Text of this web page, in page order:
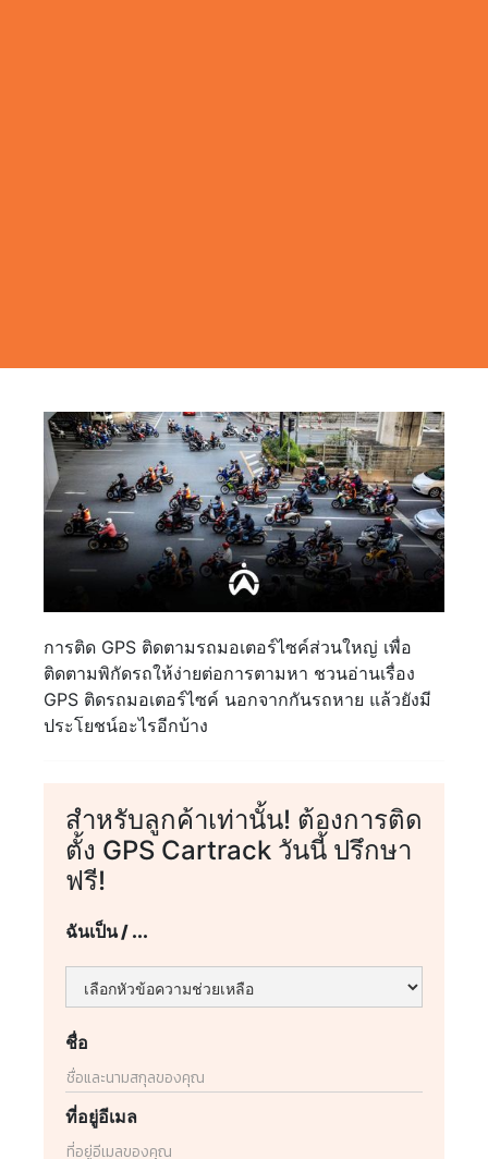
สำหรับลูกค้าเท่านั้น! ต้องการติด
ตั้ง GPS Cartrack วันนี้ ปรึกษา
ฟรี!
ฉันเป็น / ...
ชื่อ
ที่อยู่อีเมล
การติด GPS ติดตามรถมอเตอร์ไซค์ส่วนใหญ่ เพื่อ
ติดตามพิกัดรถให้ง่ายต่อการตามหา ชวนอ่านเรื่อง
GPS ติดรถมอเตอร์ไซค์ นอกจากกันรถหาย แล้วยังมี
ประโยชน์อะไรอีกบ้าง